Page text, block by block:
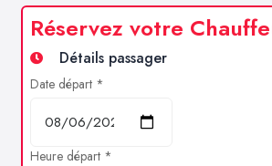
Réservez votre
Détails passager
Date départ *
Heure départ *